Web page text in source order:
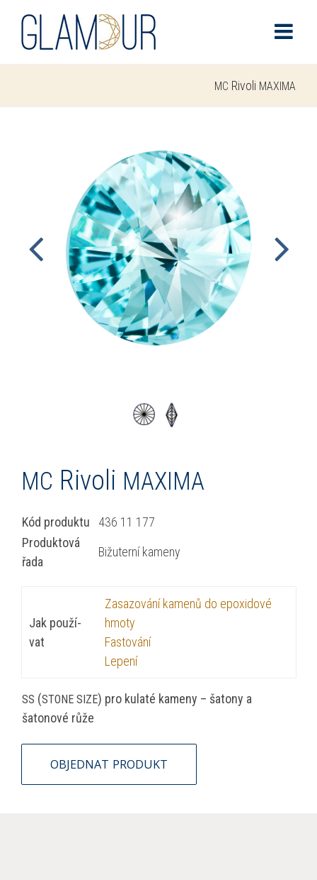
MC Rivoli MAXIMA
MC Rivoli MAXIMA
Kód pro­duk­tu
436 11 177
Pro­duk­tová
řada
Bižuterní kame­ny
Jak použí­
vat
Zasazování kamenů do epox­i­dové
hmo­ty
Fas­tování
Lep­ení
SS (STONE SIZE) pro kulaté kame­ny – šatony a
šatonové růže
OBJEDNAT PRODUKT